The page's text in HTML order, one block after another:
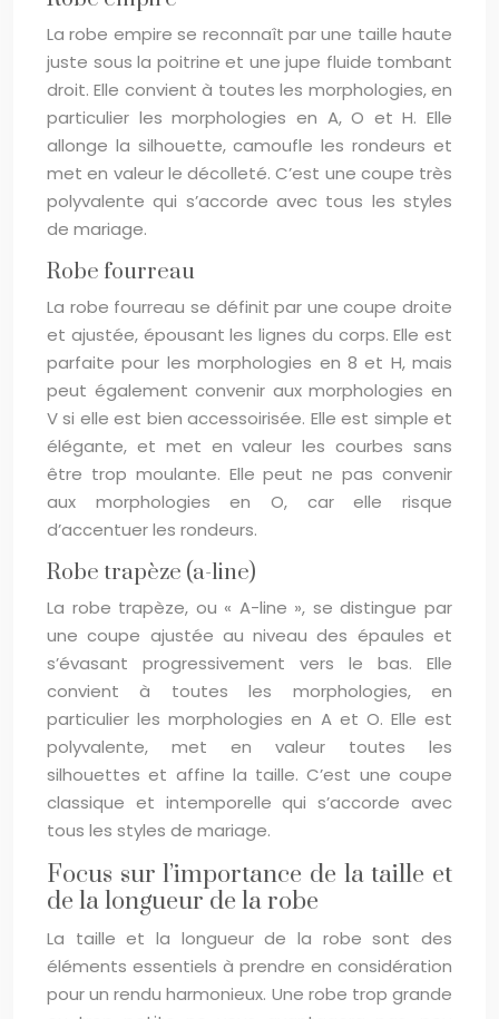
La robe empire se reconnaît par une taille haute
juste sous la poitrine et une jupe fluide tombant
droit. Elle convient à toutes les morphologies, en
particulier les morphologies en A, O et H. Elle
allonge la silhouette, camoufle les rondeurs et
met en valeur le décolleté. C’est une coupe très
polyvalente qui s’accorde avec tous les styles
de mariage.
Robe fourreau
La robe fourreau se définit par une coupe droite
et ajustée, épousant les lignes du corps. Elle est
parfaite pour les morphologies en 8 et H, mais
peut également convenir aux morphologies en
V si elle est bien accessoirisée. Elle est simple et
élégante, et met en valeur les courbes sans
être trop moulante. Elle peut ne pas convenir
aux morphologies en O, car elle risque
d’accentuer les rondeurs.
Robe trapèze (a-line)
La robe trapèze, ou « A-line », se distingue par
une coupe ajustée au niveau des épaules et
s’évasant progressivement vers le bas. Elle
convient à toutes les morphologies, en
particulier les morphologies en A et O. Elle est
polyvalente, met en valeur toutes les
silhouettes et affine la taille. C’est une coupe
classique et intemporelle qui s’accorde avec
tous les styles de mariage.
Focus sur l’importance de la taille et
de la longueur de la robe
La taille et la longueur de la robe sont des
éléments essentiels à prendre en considération
pour un rendu harmonieux. Une robe trop grande